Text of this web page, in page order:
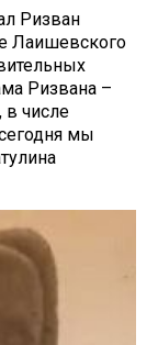
Ризван
Лаишевского
Ризвана –
в числе
мы